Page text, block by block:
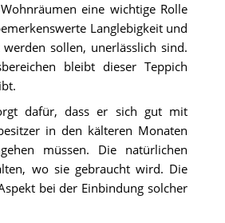
eine wichtige Rolle
Langlebigkeit und
sollen, unerlässlich sind.
bleibt dieser Teppich
dafür, dass er sich gut mit
in den kälteren Monaten
müssen. Die natürlichen
wo sie gebraucht wird. Die
bei der Einbindung solcher